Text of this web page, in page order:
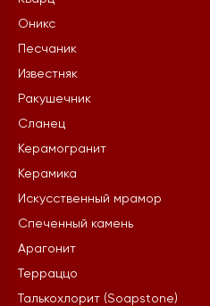
Оникс
Песчаник
Известняк
Ракушечник
Сланец
Керамогранит
Керамика
Искусственный мрамор
Спеченный камень
Арагонит
Терраццо
Талькохлорит (Soapstone)